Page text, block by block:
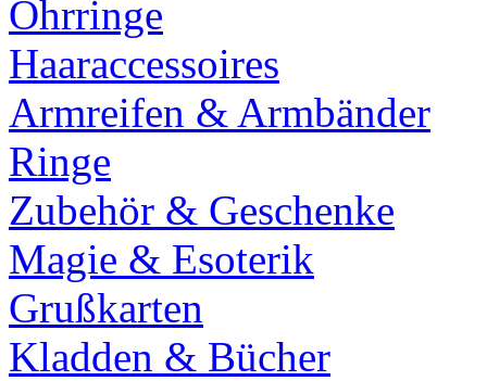
Ohrringe
Haaraccessoires
Armreifen & Armbänder
Ringe
Zubehör & Geschenke
Magie & Esoterik
Grußkarten
Kladden & Bücher